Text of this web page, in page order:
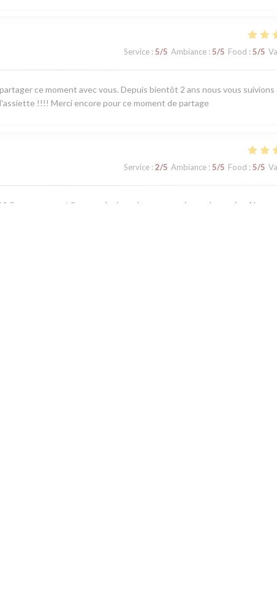
Service : 5/5 Ambiance : 5/5 Food : 5/5
ce moment avec vous. Depuis bientôt 2 ans nous vous suivions
!!!! Merci encore pour ce moment de partage
Service : 2/5 Ambiance : 5/5 Food : 5/5
il y a eu plusieurs lacunes au niveau du service. Nous